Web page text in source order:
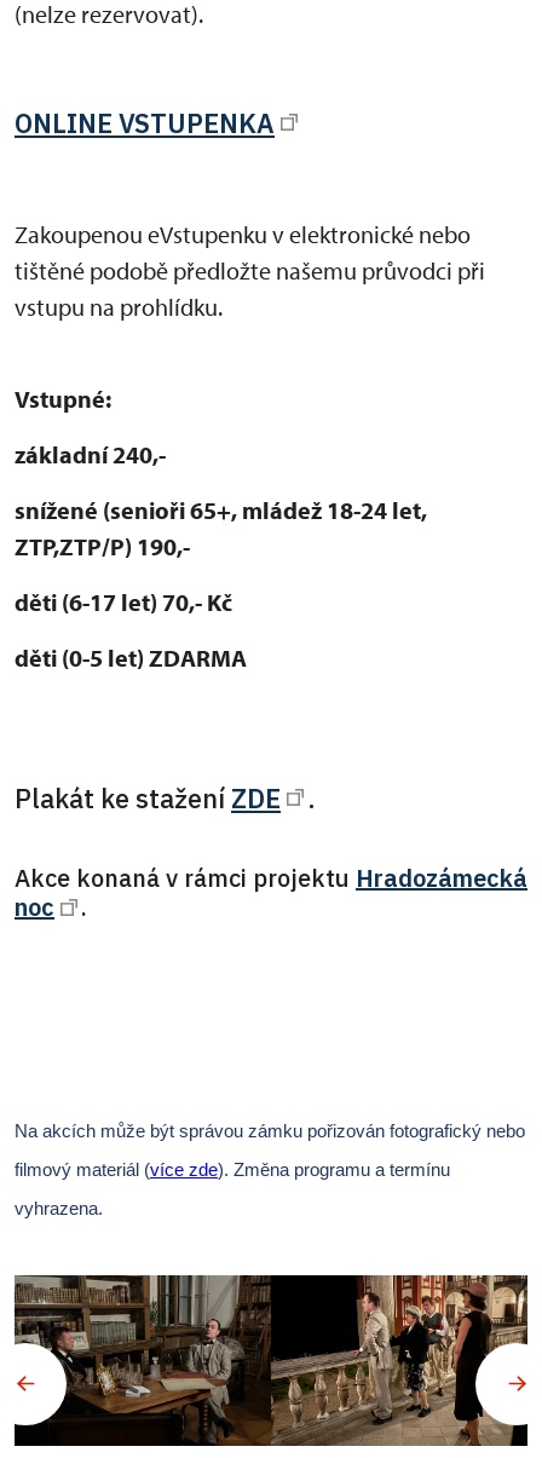
(nelze rezervovat).
ONLINE VSTUPENKA
Zakoupenou eVstupenku v elektronické nebo
tištěné podobě předložte našemu průvodci při
vstupu na prohlídku.
Vstupné:
základní 240,-
snížené (senioři 65+, mládež 18-24 let,
ZTP,ZTP/P) 190,-
děti (6-17 let) 70,- Kč
děti (0-5 let) ZDARMA
Plakát ke stažení ZDE .
Akce konaná v rámci projektu Hradozámecká
noc
.
Na akcích může být správou zámku pořizován fotografický nebo
filmový materiál (více zde). Změna programu a termínu
vyhrazena.